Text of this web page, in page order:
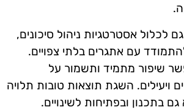
לכלול אסטרטגיות ניהול סיכונים,
עם אתגרים בלתי צפויים.
שיפור מתמיד ותשמור על
ויעילים. השגת תוצאות טובות תלויה
בתכנון ובפתיחות לשינויים.